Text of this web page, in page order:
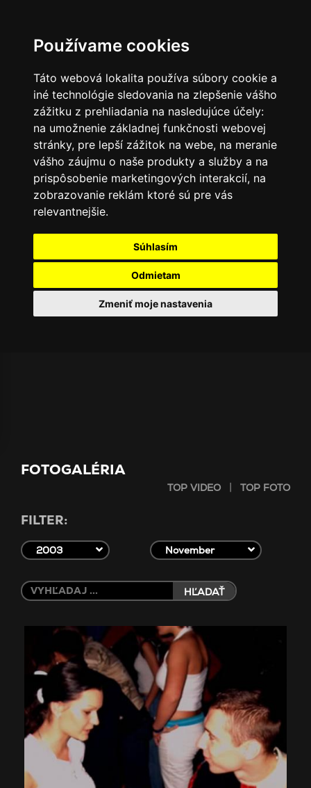
Používame cookies
Táto webová lokalita používa súbory cookie a
iné technológie sledovania na zlepšenie vášho
zážitku z prehliadania na nasledujúce účely:
na umožnenie základnej funkčnosti webovej
stránky, pre lepší zážitok na webe, na meranie
vášho záujmu o naše produkty a služby a na
prispôsobenie marketingových interakcií, na
zobrazovanie reklám ktoré sú pre vás
relevantnejšie.
Súhlasím
Odmietam
Zmeniť moje nastavenia
FOTOGALÉRIA
TOP VIDEO | TOP FOTO
FILTER:
2003 November
HĽADAŤ